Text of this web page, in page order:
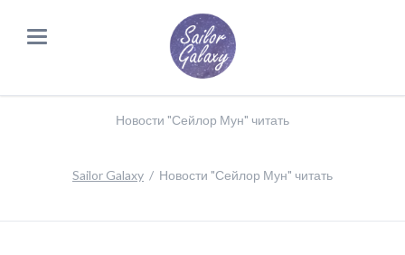
Новости "Сейлор Мун" читать
Sailor Galaxy Новости "Сейлор Мун" читать